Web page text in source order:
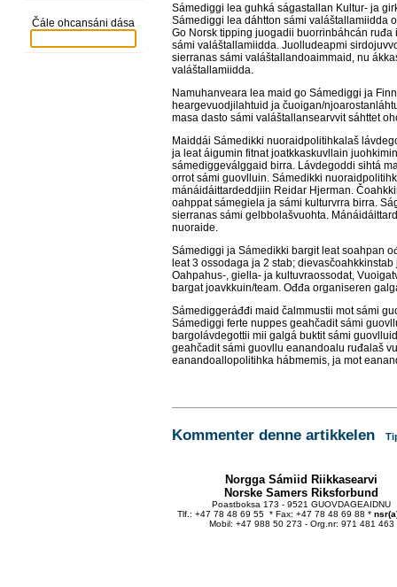
Čále ohcansáni dása
Sámediggi lea guhká ságastallan Kultur- ja
Sámediggi lea dáhtton sámi valáštallamiidda
Go Norsk tipping juogadii buorrinbáhcán
sámi valáštallamiidda. Juolludeapmi
sierranas sámi valáštallandoaimmaid, nu
valáštallamiidda.
Namuhanveara lea maid go Sámediggi ja
heargevuodjilahtuid ja čuoigan/
masa dasto sámi valáštallansearvvit sáhttet
Maiddái Sámedikki nuoraidpolitihkalaš
ja leat áigumin fitnat joatkkaskuvllain
sámediggeválggaid birra. Lávdegoddi sihtá
orrot sámi guovlluin. Sámedikki
mánáidáittardeddjiin Reidar Hjerman.
oahppat sámegiela ja sámi kulturvrra birra.
sierranas sámi gelbbolašvuohta.
nuoraide.
Sámediggi ja Sámedikki bargit leat soahpan
leat 3 ossodaga ja 2 stab;
Oahpahus-, giella- ja kultuvraossodat,
bargat joavkkuin/team. Ođđa organiseren
Sámediggeráđđi maid čalmmustii mot sámi
Sámediggi ferte nuppes geahčadit sámi
bargolávdegottii mii galgá buktit sámi
geahčadit sámi guovllu eanandoalu ruđalaš
eanandoallopolitihka hábmemis, ja mot
Kommenter denne artikkelen
Norgga Sámiid Riikkasearvi
Norske Samers Riksforbund
Poastboksa 173 - 9521 GUOVDAGEAIDNU
Tlf.: +47 78 48 69 55 * Fax: +47 78 48 69 88 *
Mobil: +47 988 50 273 - Org.nr: 971 481 463